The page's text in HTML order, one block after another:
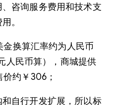
咨询服务费用和技术支
。
换算汇率约为人民币
人民币算），商城提供
约￥306；
自行开发扩展，所以标